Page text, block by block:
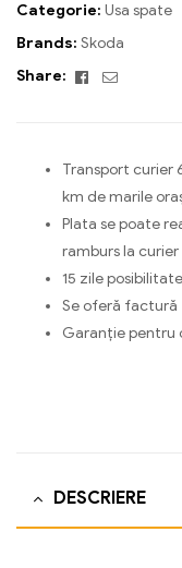
Categorie: Usa spate
Brands: Skoda
Share:
Facebook
Email
Transport curier
km de marile
Plata se poate
ramburs la curier
15 zile
Se oferă factură
Garanție pentru
DESCRIERE